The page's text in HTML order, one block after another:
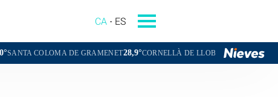
CA ES
DE GRAMENET28,9°CORNELLÀ DE LLOBREGAT29,1° SANT BOI DE